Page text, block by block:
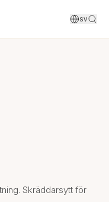
SV
Skräddarsytt för